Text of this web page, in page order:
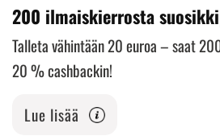
200 ilmaiskierrosta
Talleta vähintään 20 euroa – saat
20 % cashbackin!
Lue lisää